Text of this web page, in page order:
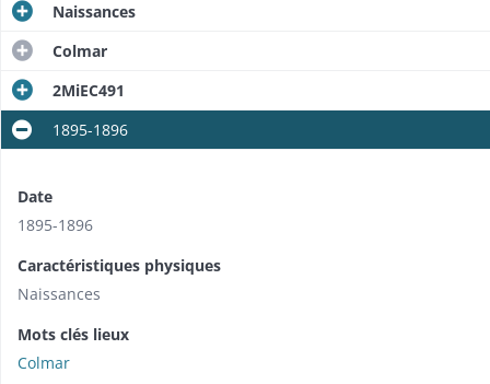
Naissances
Colmar
2MiEC491
1895-1896
Date
1895-1896
Caractéristiques physiques
Naissances
Mots clés lieux
Colmar